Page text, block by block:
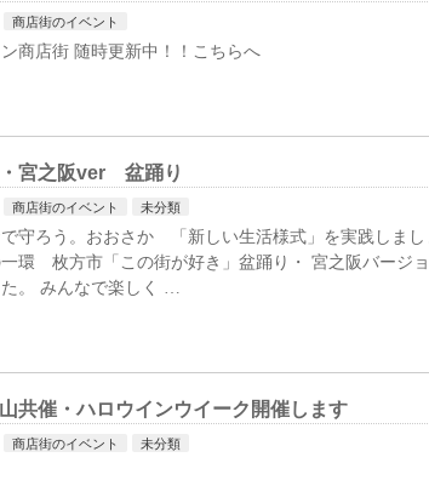
商店街のイベント
商店街 随時更新中！！こちらへ
宮之阪ver 盆踊り
商店街のイベント 未分類
守ろう。おおさか 「新しい生活様式」を実践しまし
環 枚方市「この街が好き」盆踊り・ 宮之阪バージ
。 みんなで楽しく …
共催・ハロウインウイーク開催します
商店街のイベント 未分類